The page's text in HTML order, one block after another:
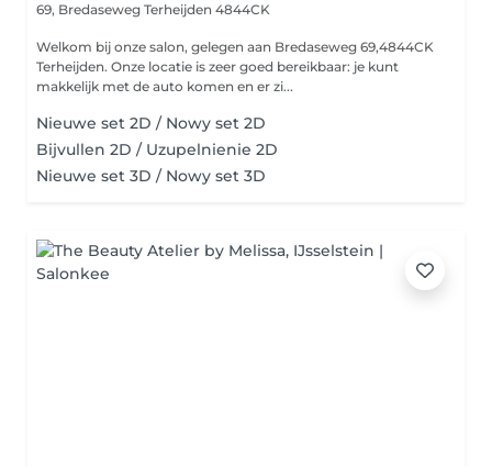
69, Bredaseweg Terheijden 4844CK
Welkom bij onze salon, gelegen aan Bredaseweg 69,4844CK
Terheijden. Onze locatie is zeer goed bereikbaar: je kunt
makkelijk met de auto komen en er zi...
Nieuwe set 2D / Nowy set 2D
Bijvullen 2D / Uzupelnienie 2D
Nieuwe set 3D / Nowy set 3D